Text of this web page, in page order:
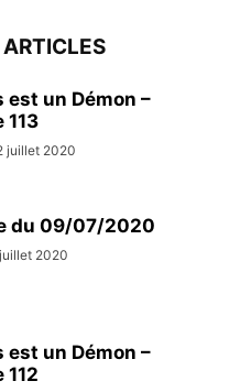
est un Démon –
113
juillet 2020
du 09/07/2020
2020
est un Démon –